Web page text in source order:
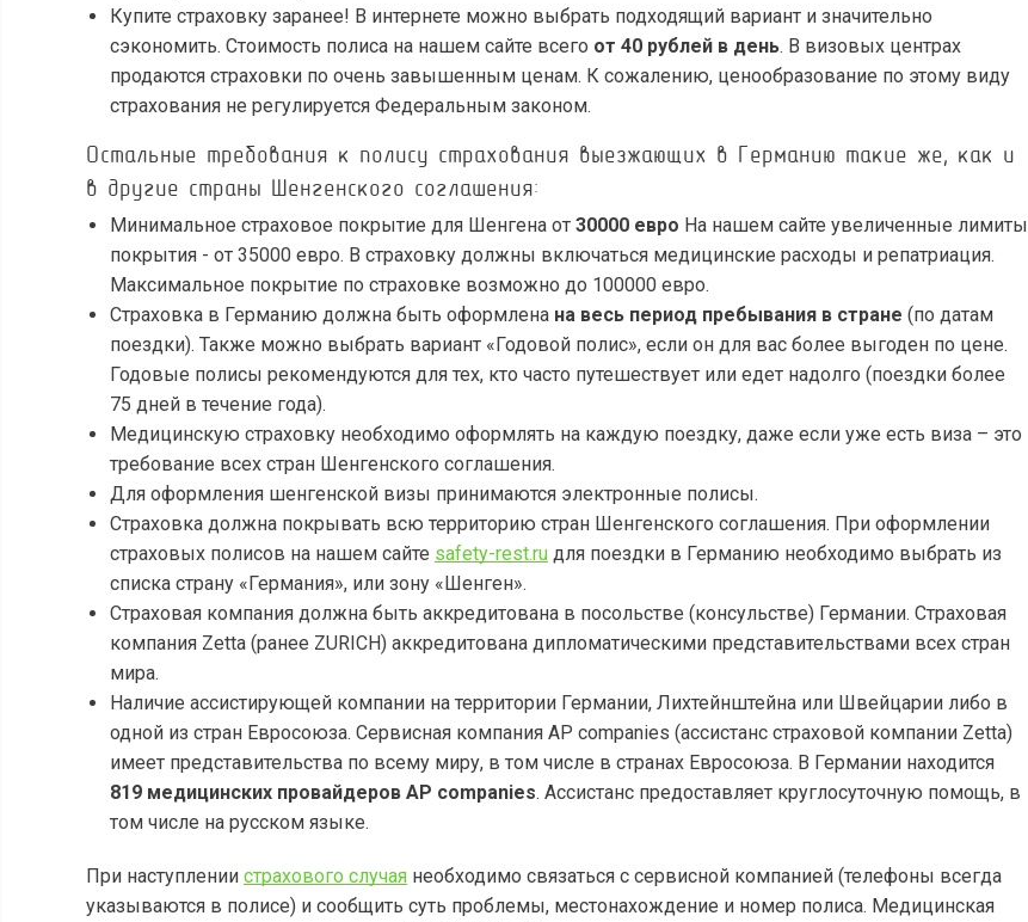
Купите страховку заранее! В интернете можно выбрать подходящий вариант и значительно
сэкономить. Стоимость полиса на нашем сайте всего от 40 рублей в день. В визовых центрах
продаются страховки по очень завышенным ценам. К сожалению, ценообразование по этому виду
страхования не регулируется Федеральным законом.
Остальные требования к полису страхования выезжающих в Германию такие же, как и
в другие страны Шенгенского соглашения:
Минимальное страховое покрытие для Шенгена от 30000 евро На нашем сайте увеличенные лимиты
покрытия - от 35000 евро. В страховку должны включаться медицинские расходы и репатриация.
Максимальное покрытие по страховке возможно до 100000 евро.
Страховка в Германию должна быть оформлена на весь период пребывания в стране (по датам
поездки). Также можно выбрать вариант «Годовой полис», если он для вас более выгоден по цене.
Годовые полисы рекомендуются для тех, кто часто путешествует или едет надолго (поездки более
75 дней в течение года).
Медицинскую страховку необходимо оформлять на каждую поездку, даже если уже есть виза – это
требование всех стран Шенгенского соглашения.
Для оформления шенгенской визы принимаются электронные полисы.
Страховка должна покрывать всю территорию стран Шенгенского соглашения. При оформлении
страховых полисов на нашем сайте safety-rest.ru для поездки в Германию необходимо выбрать из
списка страну «Германия», или зону «Шенген».
Страховая компания должна быть аккредитована в посольстве (консульстве) Германии. Страховая
компания Zetta (ранее ZURICH) аккредитована дипломатическими представительствами всех стран
мира.
Наличие ассистирующей компании на территории Германии, Лихтейнштейна или Швейцарии либо в
одной из стран Евросоюза. Сервисная компания AP companies (ассистанс страховой компании Zetta)
имеет представительства по всему миру, в том числе в странах Евросоюза. В Германии находится
819 медицинских провайдеров AP companies. Ассистанс предоставляет круглосуточную помощь, в
том числе на русском языке.
При наступлении страхового случая необходимо связаться с сервисной компанией (телефоны всегда
указываются в полисе) и сообщить суть проблемы, местонахождение и номер полиса. Медицинская